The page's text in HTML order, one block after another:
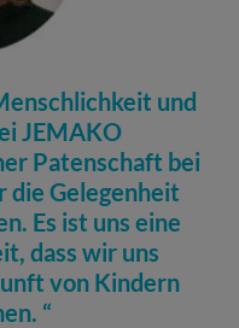
und
JEMAKO
Patenschaft bei
die Gelegenheit
Es ist uns eine
dass wir uns
von Kindern